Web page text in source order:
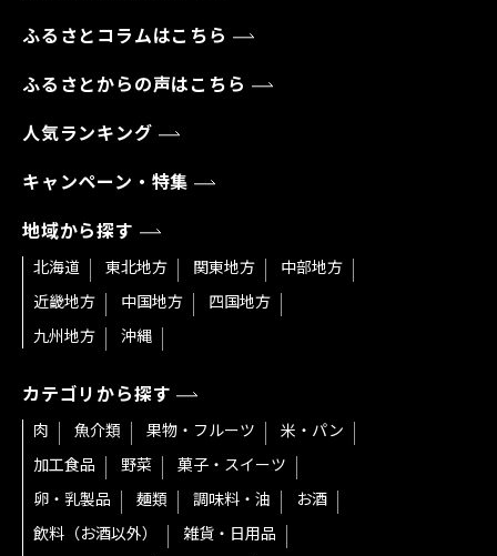
ふるさとコラムはこちら
ふるさとからの声はこちら
人気ランキング
キャンペーン・特集
地域から探す
北海道 東北地方 関東地方
中部地方
近畿地方
中国地方
四国地方
九州地方
沖縄
カテゴリから探す
肉 魚介類 果物・フルーツ
米・パン
加工食品
野菜
菓子・スイーツ
卵・乳製品
麺類 調味料・油
お酒
飲料（お酒以外）
雑貨・日用品